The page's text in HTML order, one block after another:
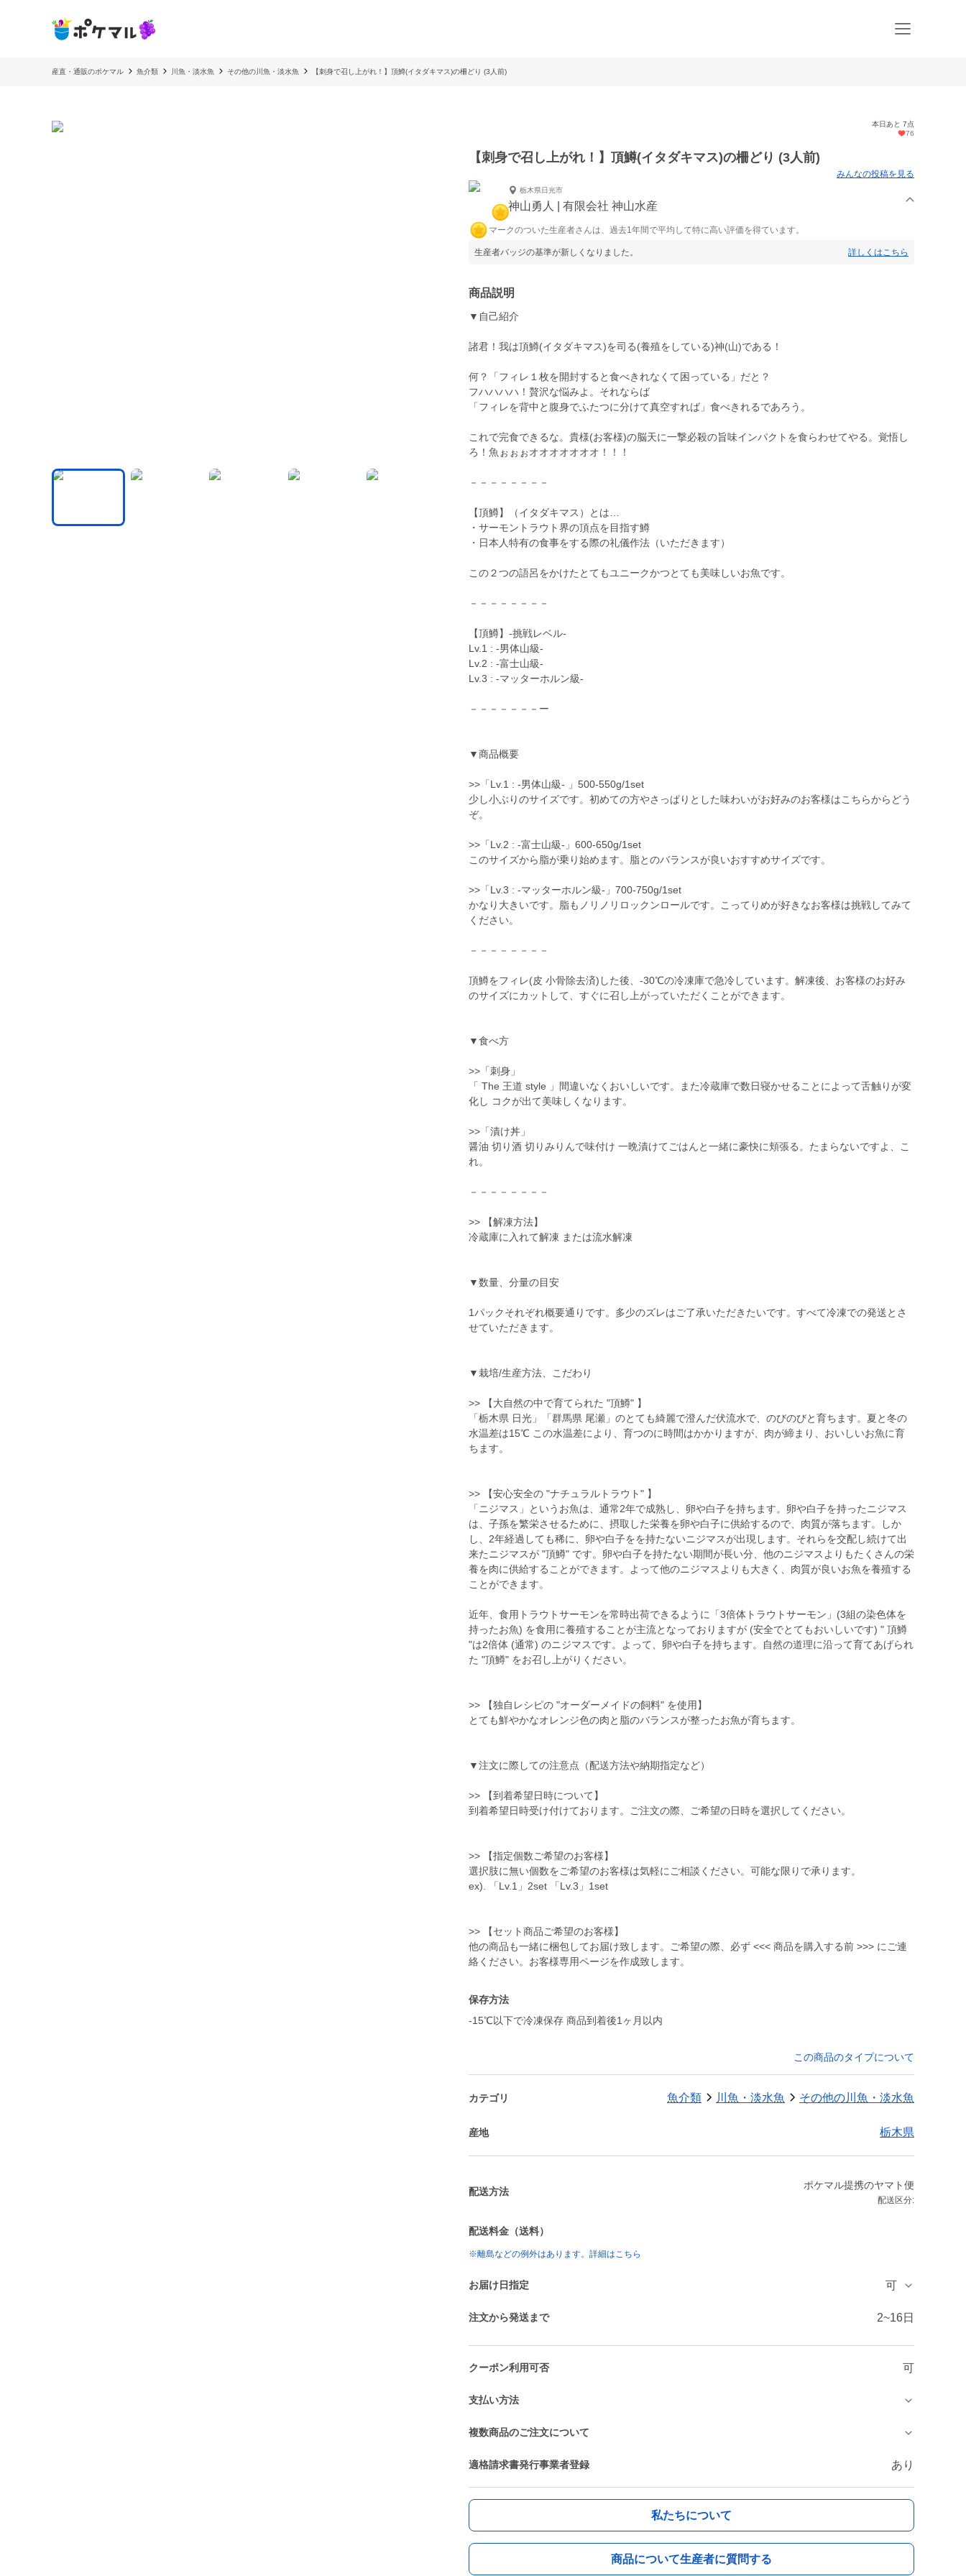
産直・通販のポケマル 魚介類 川魚・淡水魚 その他の川魚・淡水魚 【刺身で召し上がれ！】頂鱒(イタダキマス)の柵どり (3人前)
本日あと 7点
76
【刺身で召し上がれ！】頂鱒(イタダキマス)の柵どり (3人前)
みんなの投稿を見る
栃木県日光市
神山勇人 | 有限会社 神山水産
マークのついた生産者さんは、過去1年間で平均して特に高い評価を得ています。
生産者バッジの基準が新しくなりました。 詳しくはこちら
商品説明
▼自己紹介
諸君！我は頂鱒(イタダキマス)を司る(養殖をしている)神(山)である！
何？「フィレ１枚を開封すると食べきれなくて困っている」だと？
フハハハハ！贅沢な悩みよ。それならば
「フィレを背中と腹身でふたつに分けて真空すれば」食べきれるであろう。
これで完食できるな。貴様(お客様)の脳天に一撃必殺の旨味インパクトを食らわせてやる。覚悟し
ろ！魚ぉぉぉオオオオオオオ！！！
－－－－－－－－
【頂鱒】（イタダキマス）とは…
・サーモントラウト界の頂点を目指す鱒
・日本人特有の食事をする際の礼儀作法（いただきます）
この２つの語呂をかけたとてもユニークかつとても美味しいお魚です。
－－－－－－－－
【頂鱒】-挑戦レベル-
Lv.1 : -男体山級-
Lv.2 : -富士山級-
Lv.3 : -マッターホルン級-
－－－－－－－ー
▼商品概要
>>「Lv.1 : -男体山級- 」500-550g/1set
少し小ぶりのサイズです。初めての方やさっぱりとした味わいがお好みのお客様はこちらからどう
ぞ。
>>「Lv.2 : -富士山級-」600-650g/1set
このサイズから脂が乗り始めます。脂とのバランスが良いおすすめサイズです。
>>「Lv.3 : -マッターホルン級-」700-750g/1set
かなり大きいです。脂もノリノリロックンロールです。こってりめが好きなお客様は挑戦してみて
ください。
－－－－－－－－
頂鱒をフィレ(皮 小骨除去済)した後、-30℃の冷凍庫で急冷しています。解凍後、お客様のお好み
のサイズにカットして、すぐに召し上がっていただくことができます。
▼食べ方
>>「刺身」
「 The 王道 style 」間違いなくおいしいです。また冷蔵庫で数日寝かせることによって舌触りが変
化し コクが出て美味しくなります。
>>「漬け丼」
醤油 切り酒 切りみりんで味付け 一晩漬けてごはんと一緒に豪快に頬張る。たまらないですよ、こ
れ。
－－－－－－－－
>> 【解凍方法】
冷蔵庫に入れて解凍 または流水解凍
▼数量、分量の目安
1パックそれぞれ概要通りです。多少のズレはご了承いただきたいです。すべて冷凍での発送とさ
せていただきます。
▼栽培/生産方法、こだわり
>> 【大自然の中で育てられた "頂鱒" 】
「栃木県 日光」「群馬県 尾瀬」のとても綺麗で澄んだ伏流水で、のびのびと育ちます。夏と冬の
水温差は15℃ この水温差により、育つのに時間はかかりますが、肉が締まり、おいしいお魚に育
ちます。
>> 【安心安全の "ナチュラルトラウト" 】
「ニジマス」というお魚は、通常2年で成熟し、卵や白子を持ちます。卵や白子を持ったニジマス
は、子孫を繁栄させるために、摂取した栄養を卵や白子に供給するので、肉質が落ちます。しか
し、2年経過しても稀に、卵や白子をを持たないニジマスが出現します。それらを交配し続けて出
来たニジマスが "頂鱒" です。卵や白子を持たない期間が長い分、他のニジマスよりもたくさんの栄
養を肉に供給することができます。よって他のニジマスよりも大きく、肉質が良いお魚を養殖する
ことができます。
近年、食用トラウトサーモンを常時出荷できるように「3倍体トラウトサーモン」(3組の染色体を
持ったお魚) を食用に養殖することが主流となっておりますが (安全でとてもおいしいです) " 頂鱒
"は2倍体 (通常) のニジマスです。よって、卵や白子を持ちます。自然の道理に沿って育てあげられ
た "頂鱒" をお召し上がりください。
>> 【独自レシピの "オーダーメイドの飼料" を使用】
とても鮮やかなオレンジ色の肉と脂のバランスが整ったお魚が育ちます。
▼注文に際しての注意点（配送方法や納期指定など）
>> 【到着希望日時について】
到着希望日時受け付けております。ご注文の際、ご希望の日時を選択してください。
>> 【指定個数ご希望のお客様】
選択肢に無い個数をご希望のお客様は気軽にご相談ください。可能な限りで承ります。
ex). 「Lv.1」2set 「Lv.3」1set
>> 【セット商品ご希望のお客様】
他の商品も一緒に梱包してお届け致します。ご希望の際、必ず <<< 商品を購入する前 >>> にご連
絡ください。お客様専用ページを作成致します。
保存方法
-15℃以下で冷凍保存 商品到着後1ヶ月以内
この商品のタイプについて
カテゴリ 魚介類 川魚・淡水魚 その他の川魚・淡水魚
産地 栃木県
配送方法
ポケマル提携のヤマト便
配送区分:
配送料金（送料）
※離島などの例外はあります。詳細はこちら
お届け日指定 可
注文から発送まで 2~16日
クーポン利用可否 可
支払い方法
複数商品のご注文について
適格請求書発行事業者登録 あり
私たちについて
商品について生産者に質問する